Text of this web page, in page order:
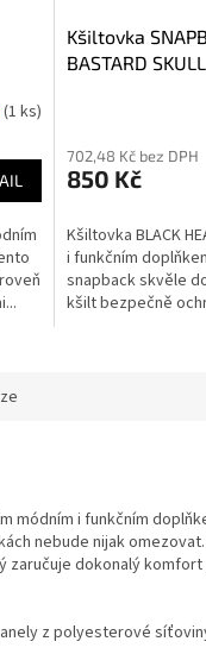
(1 ks)
Kšiltovka
BASTARD
702,48 Kč bez DPH
850 Kč
Kšiltovka BLACK
i funkčním
snapback skvěle
kšilt bezpečně
módním i funkčním
nebude nijak
dokonalý
z polyesterové